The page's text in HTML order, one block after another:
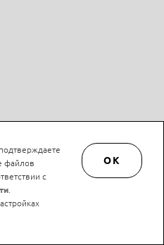
файлов
с
OK